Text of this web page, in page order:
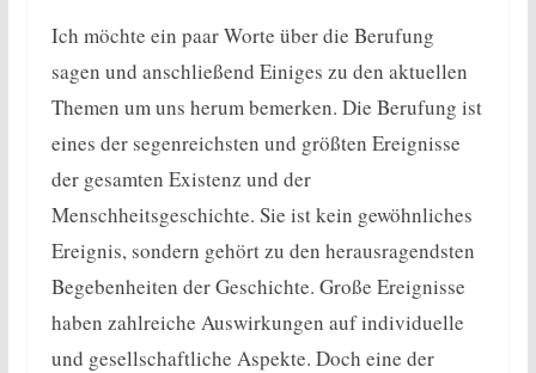
Ich möchte ein paar Worte über die Berufung
sagen und anschließend Einiges zu den aktuellen
Themen um uns herum bemerken. Die Berufung ist
eines der segenreichsten und größten Ereignisse
der gesamten Existenz und der
Menschheitsgeschichte. Sie ist kein gewöhnliches
Ereignis, sondern gehört zu den herausragendsten
Begebenheiten der Geschichte. Große Ereignisse
haben zahlreiche Auswirkungen auf individuelle
und gesellschaftliche Aspekte. Doch eine der